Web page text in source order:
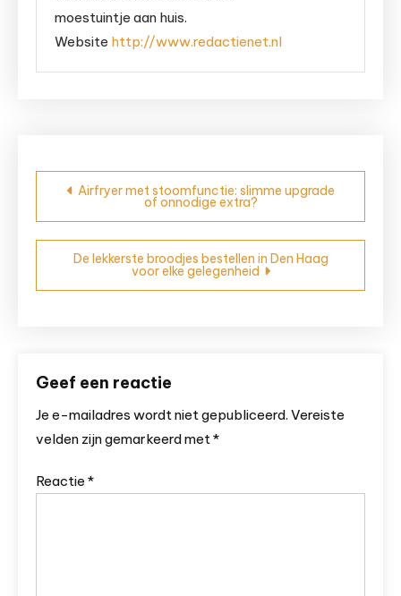
moestuintje aan huis.
Website http://www.redactienet.nl
Bericht
navigatie
Airfryer met stoomfunctie: slimme upgrade
of onnodige extra?
De lekkerste broodjes bestellen in Den Haag
voor elke gelegenheid
Geef een reactie
Je e-mailadres wordt niet gepubliceerd. Vereiste
velden zijn gemarkeerd met *
Reactie *